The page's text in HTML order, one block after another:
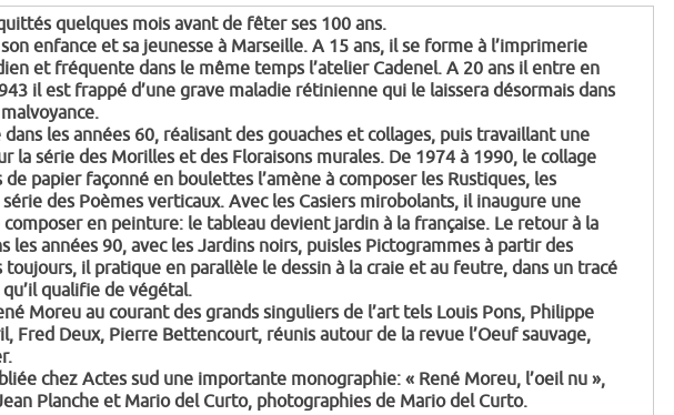
quelques mois avant de fêter ses 100 ans.
enfance et sa jeunesse à Marseille. A 15 ans, il se forme à l’imprimerie
et fréquente dans le même temps l’atelier Cadenel. A 20 ans il entre en
il est frappé d’une grave maladie rétinienne qui le laissera désormais dans
les années 60, réalisant des gouaches et collages, puis travaillant une
la série des Morilles et des Floraisons murales. De 1974 à 1990, le collage
papier façonné en boulettes l’amène à composer les Rustiques, les
des Poèmes verticaux. Avec les Casiers mirobolants, il inaugure une
en peinture: le tableau devient jardin à la française. Le retour à la
les années 90, avec les Jardins noirs, puisles Pictogrammes à partir des
toujours, il pratique en parallèle le dessin à la craie et au feutre, dans un tracé
qualifie de végétal.
Moreu au courant des grands singuliers de l’art tels Louis Pons, Philippe
Fred Deux, Pierre Bettencourt, réunis autour de la revue l’Oeuf sauvage,
chez Actes sud une importante monographie: « René Moreu, l’oeil nu »,
Planche et Mario del Curto, photographies de Mario del Curto.